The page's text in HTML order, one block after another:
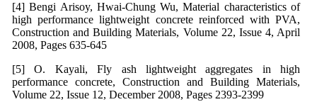
[4] Bengi Arisoy, Hwai-Chung Wu, Material characteristics of
high performance lightweight concrete reinforced with PVA,
Construction and Building Materials, Volume 22, Issue 4, April
2008, Pages 635-645
[5] O. Kayali, Fly ash lightweight aggregates in high
performance concrete, Construction and Building Materials,
Volume 22, Issue 12, December 2008, Pages 2393-2399